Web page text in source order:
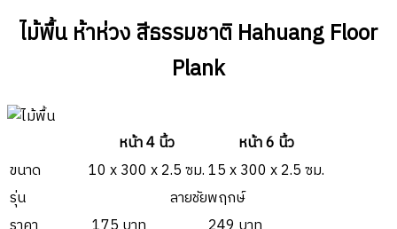
ไม้พื้น ห้าห่วง สีธรรมชาติ Hahuang Floor
Plank
หน้า 4 นิ้ว
หน้า 6 นิ้ว
ขนาด
10 x 300 x 2.5 ซม.15 x 300 x 2.5 ซม.
รุ่น
ลายชัยพฤกษ์